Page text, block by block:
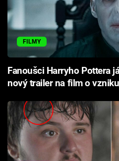
Přihlášení
Sledujte nás
FILMY
Fanoušci Harryho Pottera
nový trailer na film o